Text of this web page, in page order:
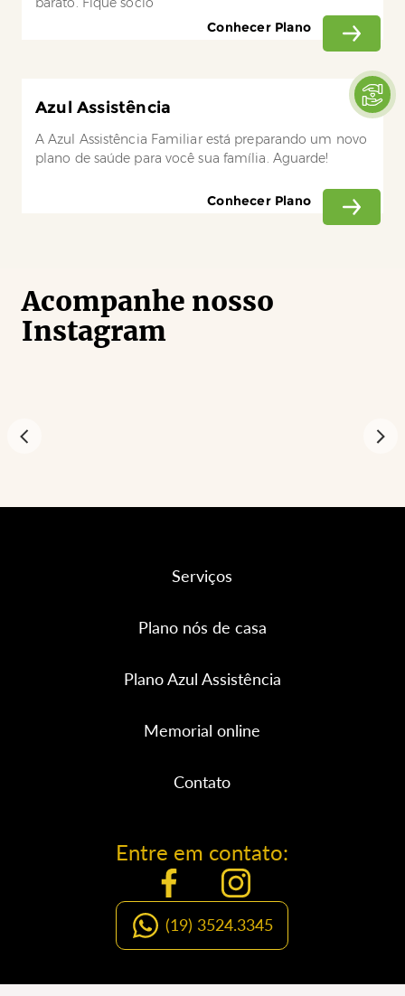
Conhecer Plano
Azul Assistência
A Azul Assistência Familiar está preparando um novo
plano de saúde para você sua família. Aguarde!
Conhecer Plano
Acompanhe nosso
Instagram
Serviços
Plano nós de casa
Plano Azul Assistência
Memorial online
Contato
Entre em contato:
(19) 3524.3345